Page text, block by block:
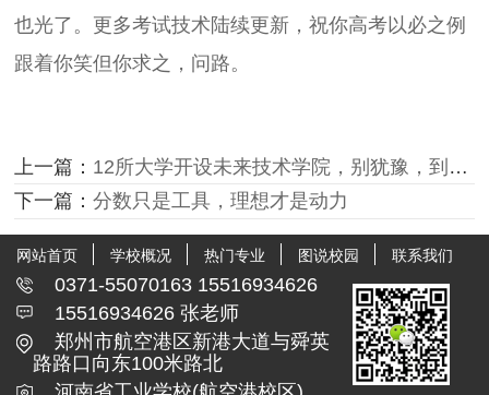
也光了。更多考试技术陆续更新，祝你高考以必之例
跟着你笑但你求之，问路。
上一篇： 12所大学开设未来技术学院，别犹豫，到时候就报它
下一篇：分数只是工具，理想才是动力
网站首页 学校概况 热门专业 图说校园 联系我们
0371-55070163 15516934626
15516934626 张老师
郑州市航空港区新港大道与舜英
路路口向东100米路北